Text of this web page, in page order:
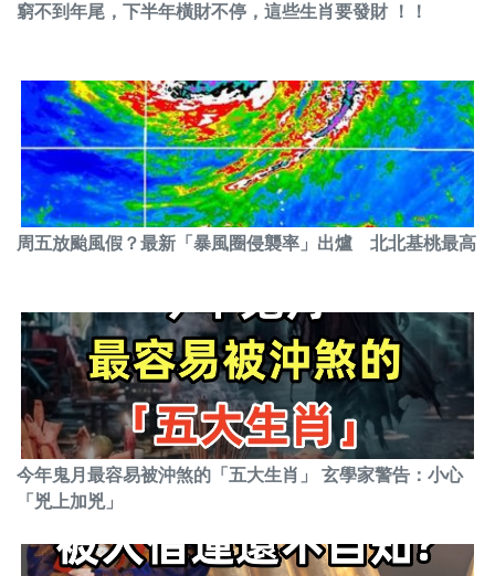
窮不到年尾，下半年橫財不停，這些生肖要發財 ！！
周五放颱風假？最新「暴風圈侵襲率」出爐 北北基桃最高
今年鬼月最容易被沖煞的「五大生肖」 玄學家警告：小心
「兇上加兇」